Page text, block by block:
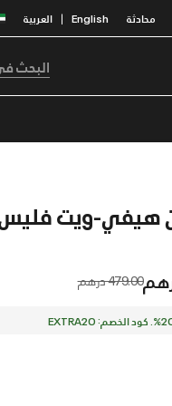
محادثة English
| العربية
Price reduced from
479.00 درهم to